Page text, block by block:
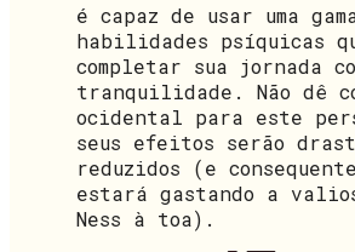
é capaz de usar uma
habilidades psíquicas
completar sua jornada
tranquilidade. Não dê
ocidental para este
seus efeitos serão
reduzidos (e
estará gastando a
Ness à toa).